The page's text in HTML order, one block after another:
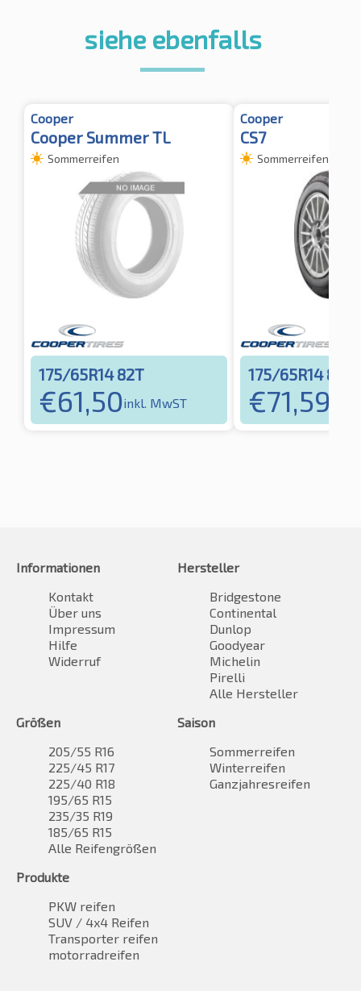
siehe ebenfalls
Cooper
Cooper Summer TL
Sommerreifen
175/65R14 82T
€61,50inkl. MwST
Cooper
CS7
Sommerreifen
175/65R14 84T
€71,59
Informationen
Kontakt
Über uns
Impressum
Hilfe
Widerruf
Hersteller
Bridgestone
Continental
Dunlop
Goodyear
Michelin
Pirelli
Alle Hersteller
Größen
205/55 R16
225/45 R17
225/40 R18
195/65 R15
235/35 R19
185/65 R15
Alle Reifengrößen
Saison
Sommerreifen
Winterreifen
Ganzjahresreifen
Produkte
PKW reifen
SUV / 4x4 Reifen
Transporter reifen
motorradreifen